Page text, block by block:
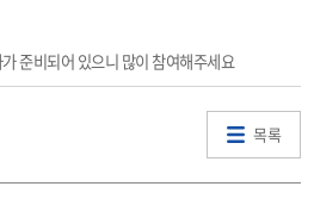
준비되어 있으니 많이 참여해주세요
목록